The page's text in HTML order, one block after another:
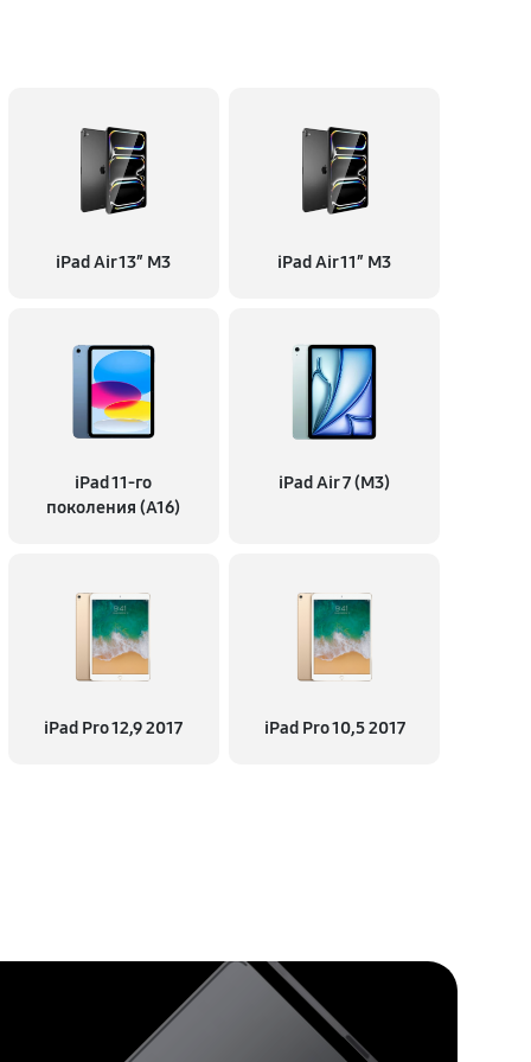
iPad Air 13″ M3 iPad Air 11″ M3
iPad 11-го
поколения (A16)
iPad Air 7 (M3)
iPad Pro 12,9 2017 iPad Pro 10,5 2017